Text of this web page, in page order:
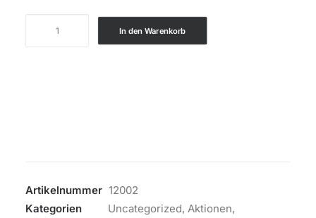
In den Warenkorb
Artikelnummer 12002
Kategorien
Uncategorized, Aktionen,